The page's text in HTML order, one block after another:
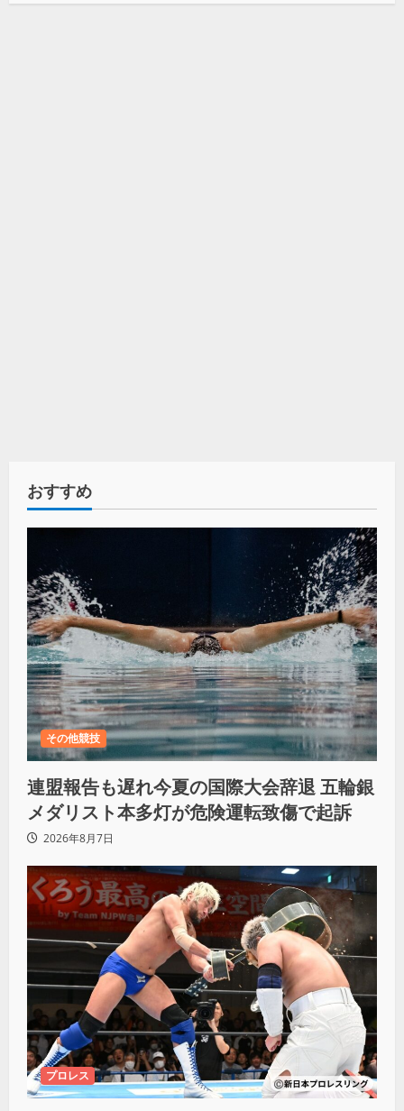
おすすめ
その他競技
連盟報告も遅れ今夏の国際大会辞退 五輪銀
メダリスト本多灯が危険運転致傷で起訴
2026年8月7日
プロレス